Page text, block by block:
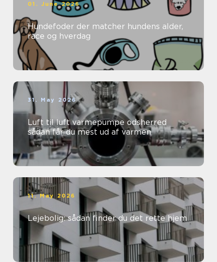
01. June 2026
Hundefoder der matcher hundens alder,
race og hverdag
31. May 2026
Luft til luft varmepumpe odsherred
sådan får du mest ud af varmen
11. May 2026
Lejebolig: sådan finder du det rette hjem